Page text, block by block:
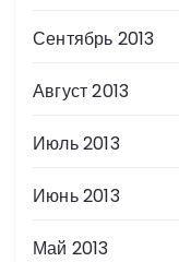
Сентябрь 2013
Август 2013
Июль 2013
Июнь 2013
Май 2013